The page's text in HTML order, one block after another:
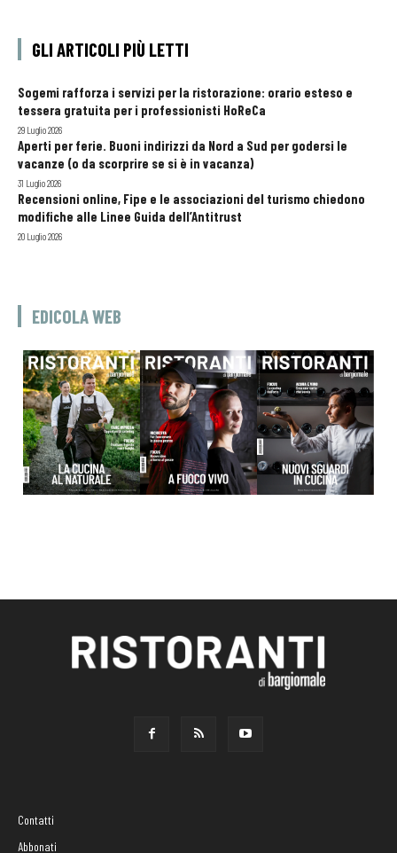
GLI ARTICOLI PIÙ LETTI
Sogemi rafforza i servizi per la ristorazione: orario esteso e
tessera gratuita per i professionisti HoReCa
29 Luglio 2026
Aperti per ferie. Buoni indirizzi da Nord a Sud per godersi le
vacanze (o da scorprire se si è in vacanza)
31 Luglio 2026
Recensioni online, Fipe e le associazioni del turismo chiedono
modifiche alle Linee Guida dell’Antitrust
20 Luglio 2026
EDICOLA WEB
Contatti
Abbonati